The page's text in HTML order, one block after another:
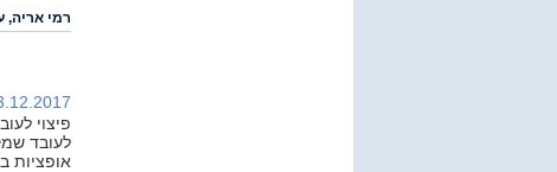
רמי אריה,
|
פיצוי
לעובד
אופציות